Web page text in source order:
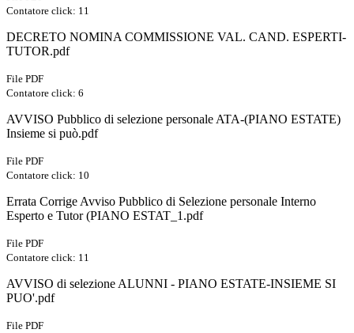
Contatore click: 11
DECRETO NOMINA COMMISSIONE VAL. CAND. ESPERTI-
TUTOR.pdf
File PDF
Contatore click: 6
AVVISO Pubblico di selezione personale ATA-(PIANO ESTATE)
Insieme si può.pdf
File PDF
Contatore click: 10
Errata Corrige Avviso Pubblico di Selezione personale Interno
Esperto e Tutor (PIANO ESTAT_1.pdf
File PDF
Contatore click: 11
AVVISO di selezione ALUNNI - PIANO ESTATE-INSIEME SI
PUO'.pdf
File PDF